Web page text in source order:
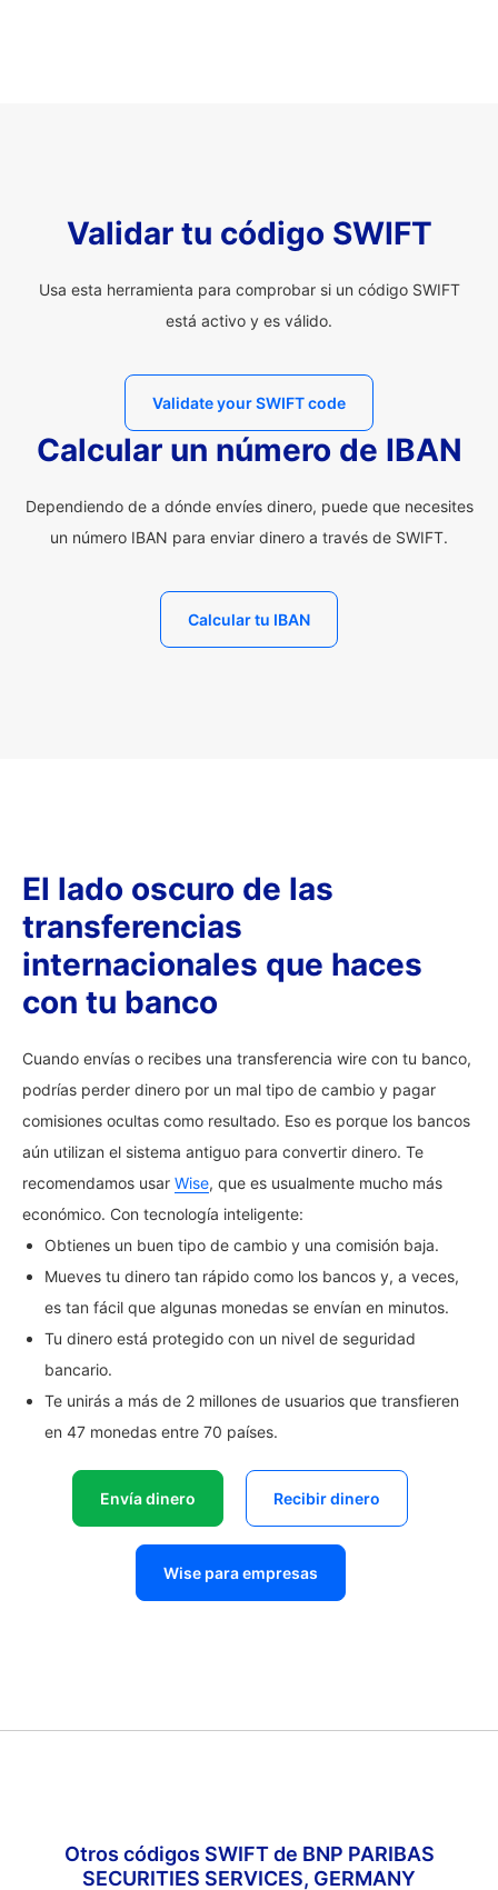
Validar tu código SWIFT
Usa esta herramienta para comprobar si un código SWIFT
está activo y es válido.
Validate your SWIFT code
Calcular un número de IBAN
Dependiendo de a dónde envíes dinero, puede que necesites
un número IBAN para enviar dinero a través de SWIFT.
Calcular tu IBAN
El lado oscuro de las
transferencias
internacionales que haces
con tu banco
Cuando envías o recibes una transferencia wire con tu banco,
podrías perder dinero por un mal tipo de cambio y pagar
comisiones ocultas como resultado. Eso es porque los bancos
aún utilizan el sistema antiguo para convertir dinero. Te
recomendamos usar Wise, que es usualmente mucho más
económico. Con tecnología inteligente:
Obtienes un buen tipo de cambio y una comisión baja.
Mueves tu dinero tan rápido como los bancos y, a veces,
es tan fácil que algunas monedas se envían en minutos.
Tu dinero está protegido con un nivel de seguridad
bancario.
Te unirás a más de 2 millones de usuarios que transfieren
en 47 monedas entre 70 países.
Envía dinero Recibir dinero
Wise para empresas
Otros códigos SWIFT de BNP PARIBAS
SECURITIES SERVICES, GERMANY